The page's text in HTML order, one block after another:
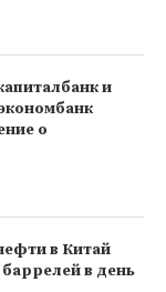
и
о
в Китай
в день